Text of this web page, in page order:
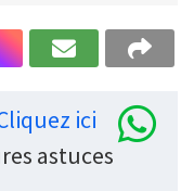
ici
astuces